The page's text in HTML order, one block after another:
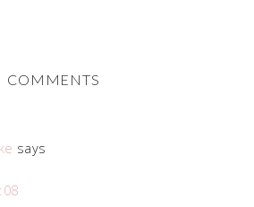
COMMENTS
says